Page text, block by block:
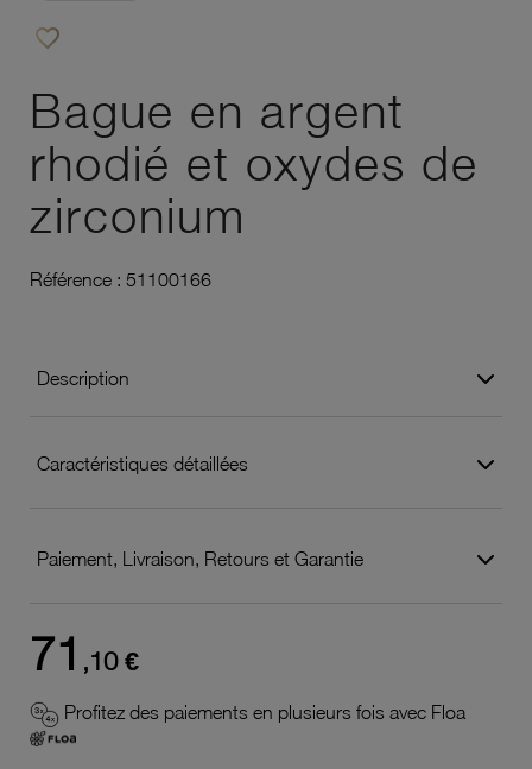
favorite_border
Bague en argent
rhodié et oxydes de
zirconium
Référence : 51100166
Description
Caractéristiques détaillées
Paiement, Livraison, Retours et Garantie
71 ,10 €
Profitez des paiements en plusieurs fois avec Floa